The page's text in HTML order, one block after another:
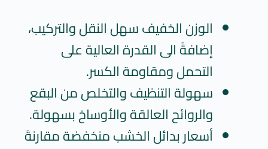
الوزن الخفيف سهل النقل والتركيب،
إضافةً الى القدرة العالية على
التحمل ومقاومة الكسر.
سهولة التنظيف والتخلص من البقع
والروائح العالقة والأوساخ بسهولة.
أسعار بدائل الخشب منخفضة مقارنةَ